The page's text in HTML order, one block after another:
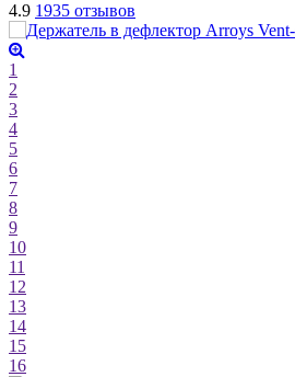
4.9 1935 отзывов
1
2
3
4
5
6
7
8
9
10
11
12
13
14
15
16